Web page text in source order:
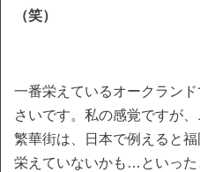
（笑）
一番栄えているオークラン
さいです。私の感覚ですが
繁華街は、日本で例えると
栄えていないかも…といった